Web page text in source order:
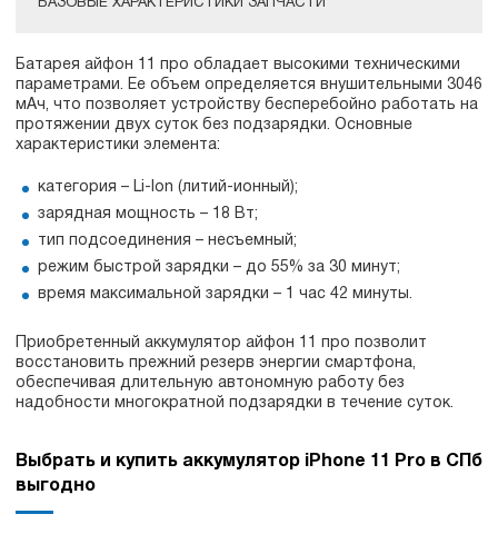
БАЗОВЫЕ ХАРАКТЕРИСТИКИ ЗАПЧАСТИ
Батарея айфон 11 про обладает высокими техническими
параметрами. Ее объем определяется внушительными 3046
мАч, что позволяет устройству бесперебойно работать на
протяжении двух суток без подзарядки. Основные
характеристики элемента:
категория – Li-Ion (литий-ионный);
зарядная мощность – 18 Вт;
тип подсоединения – несъемный;
режим быстрой зарядки – до 55% за 30 минут;
время максимальной зарядки – 1 час 42 минуты.
Приобретенный аккумулятор айфон 11 про позволит
восстановить прежний резерв энергии смартфона,
обеспечивая длительную автономную работу без
надобности многократной подзарядки в течение суток.
Выбрать и купить аккумулятор iPhone 11 Pro в СПб
выгодно